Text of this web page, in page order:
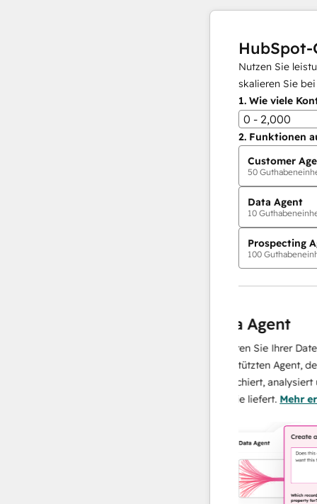
HubSpot-
Nutzen Sie
skalieren Sie
1. Wie viele
0 - 2,000
2. Funktionen
Customer
50
Data Agent
10
Prospecting
100
Data Agent
Skalieren Sie Ihrer
KI-gestützten Agent, der Ihre
recherchiert, analysiert und
über sie liefert.Mehr erfahren